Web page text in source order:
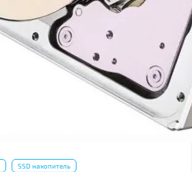
SSD накопитель